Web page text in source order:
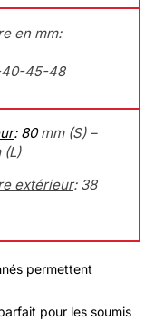
en mm:
45-48
: 80mm (S) –
(L)
extérieur: 38
permettent
pour les soumis